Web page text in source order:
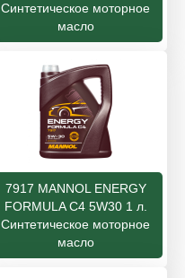
Синтетическое моторное
масло
7917 MANNOL ENERGY
FORMULA C4 5W30 1 л.
Синтетическое моторное
масло